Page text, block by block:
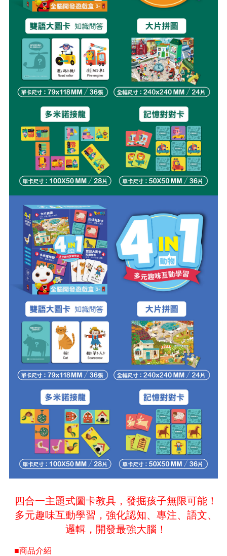
四合一主題式圖卡教具，發掘孩子無限可能！
多元趣味互動學習，強化認知、專注、語文、
邏輯，開發最強大腦！
■商品介紹